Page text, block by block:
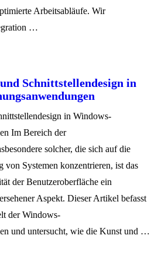
Arbeitsabläufe. Wir
…
Schnittstellendesign in
in Windows-
Im Bereich der
solcher, die sich auf die
von Systemen konzentrieren, ist das
der Benutzeroberfläche ein
Aspekt. Dieser Artikel befasst
der Windows-
und untersucht, wie die Kunst und …